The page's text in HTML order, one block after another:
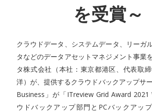
を受賞～
クラウドデータ、システムデータ、リーガ
タなどのデータアセットマネジメント事業
タ株式会社（本社：東京都港区、代表
洋）が、提供するクラウドバックアップサ
Business」が「ITreview Grid Award 2021
ウドバックアップ部門とPCバックアッ